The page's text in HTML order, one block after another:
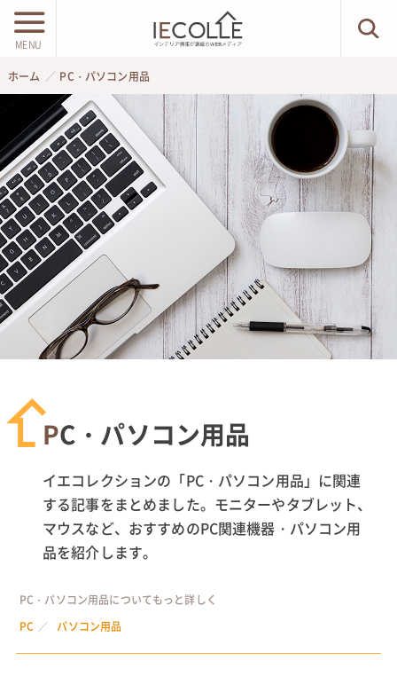
MENU
ホーム PC・パソコン用品
PC・パソコン用品
イエコレクションの「PC・パソコン用品」に関連
する記事をまとめました。モニターやタブレット、
マウスなど、おすすめのPC関連機器・パソコン用
品を紹介します。
PC・パソコン用品についてもっと詳しく
PC
パソコン用品